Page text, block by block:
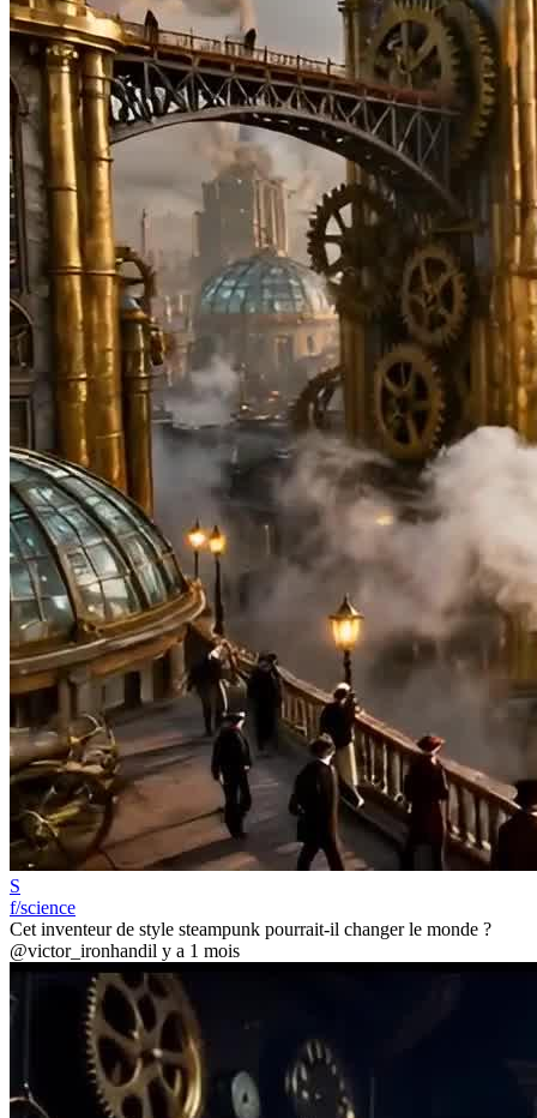
S
f/science
Cet inventeur de style steampunk pourrait-il changer le monde ?
@victor_ironhandil y a 1 mois